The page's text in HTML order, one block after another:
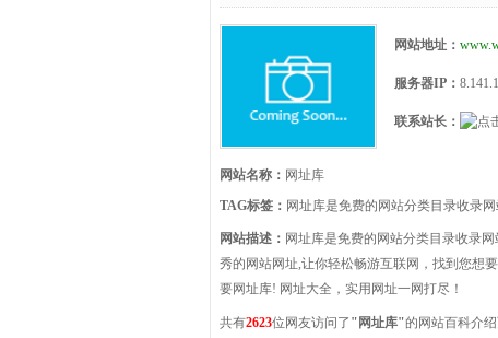
网站地址：
服务器IP：
联系站长：
网站名称： 网址库
TAG标签： 网址库是免费的网站分类目录收录
网站描述： 网址库是免费的网站分类目录收录
秀的网站网址,让你轻松畅游互联网，找到您想
要网址库! 网址大全，实用网址一网打尽！
共有2623位网友访问了 "网址库"的网站百科介